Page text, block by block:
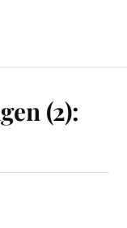
(2):